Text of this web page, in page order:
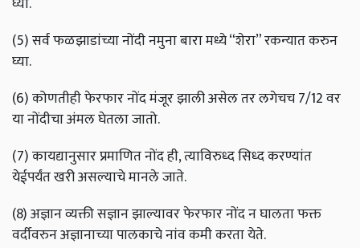
(5) सर्व फळझाडांच्या नोंदी नमुना बारा मध्ये “शेरा” रकन्यात करुन
घ्या.
(6) कोणतीही फेरफार नोंद मंजूर झाली असेल तर लगेचच 7/12 वर
या नोंदीचा अंमल घेतला जातो.
(7) कायद्यानुसार प्रमाणित नोंद ही, त्याविरुध्द सिध्द करण्यांत
येईपर्यंत खरी असल्याचे मानले जाते.
(8) अज्ञान व्यक्ती सज्ञान झाल्यावर फेरफार नोंद न घालता फक्त
वर्दीवरुन अज्ञानाच्या पालकाचे नांव कमी करता येते.